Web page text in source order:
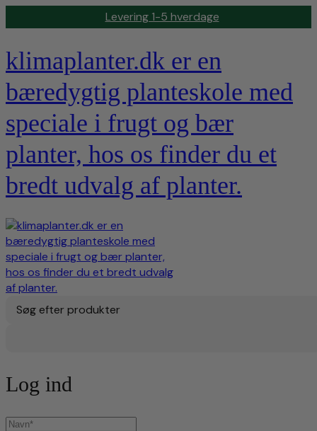
Levering 1-5 hverdage
klimaplanter.dk er en
bæredygtig planteskole med
speciale i frugt og bær
planter, hos os finder du et
bredt udvalg af planter.
Søg efter produkter
Log ind